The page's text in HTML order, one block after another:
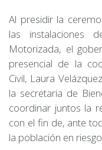
Al presidir la
las instalaciones
Motorizada, el
presencial de la
Civil, Laura
la secretaria de
coordinar juntos la
con el fin de, ante
la población en